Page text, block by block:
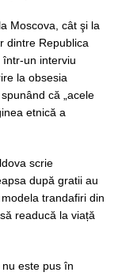
Moscova, cât şi la
dintre Republica
într-un interviu
la obsesia
că „acele
etnică a
scrie
după gratii au
trandafiri din
readucă la viață
este pus în